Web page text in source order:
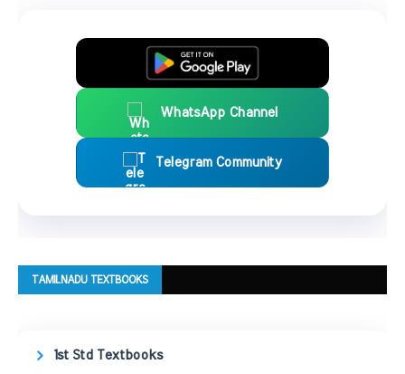
WhatsApp Channel
Telegram Community
TAMILNADU TEXTBOOKS
1st Std Textbooks